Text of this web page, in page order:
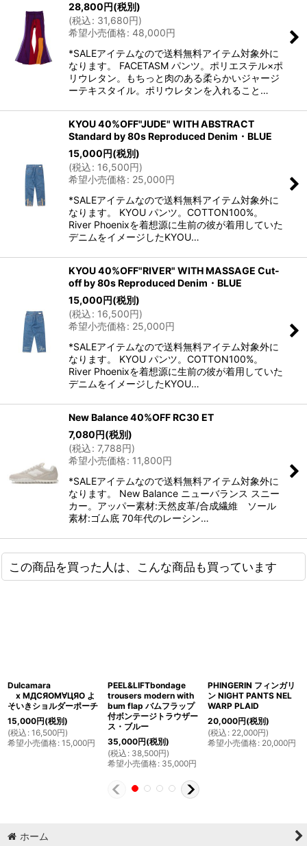
28,800円(税別)
(税込: 31,680円)
希望小売価格: 48,000円
*SALEアイテムなので送料無料アイテム対象外に
なります。 FACETASM パンツ。ポリエステル×ポ
リウレタン。もちっと肉のある柔らかいジャージ
ーテキスタイル。ポリウレタンを入れること…
KYOU 40%OFF"JUDE" WITH ABSTRACT
Standard by 80s Reproduced Denim・BLUE
15,000円(税別)
(税込: 16,500円)
希望小売価格: 25,000円
*SALEアイテムなので送料無料アイテム対象外に
なります。 KYOU パンツ。COTTON100%。
River Phoenixを着想源に生前の彼が着用していた
デニムをイメージしたKYOU…
KYOU 40%OFF"RIVER" WITH MASSAGE Cut-
off by 80s Reproduced Denim・BLUE
15,000円(税別)
(税込: 16,500円)
希望小売価格: 25,000円
*SALEアイテムなので送料無料アイテム対象外に
なります。 KYOU パンツ。COTTON100%。
River Phoenixを着想源に生前の彼が着用していた
デニムをイメージしたKYOU…
New Balance 40%OFF RC30 ET
7,080円(税別)
(税込: 7,788円)
希望小売価格: 11,800円
*SALEアイテムなので送料無料アイテム対象外に
なります。 New Balance ニューバランス スニー
カー。アッパー素材:天然皮革/合成繊維 ソール
素材:ゴム底 70年代のレーシン…
この商品を買った人は、こんな商品も買っています
Dulcamara
x MДCЯOM∀ЦЯO よ
そいきショルダーポーチ
15,000円(税別)
(税込 : 16,500円)
希望小売価格: 15,000円
PEEL&LIFTbondage
trousers modern with
bum flap バムフラップ
付ボンテージトラウザー
ス・ブルー
35,000円(税別)
(税込 : 38,500円)
希望小売価格: 35,000円
PHINGERIN フィンガリ
ン NIGHT PANTS NEL
WARP PLAID
20,000円(税別)
(税込 : 22,000円)
希望小売価格: 20,000円
ホーム